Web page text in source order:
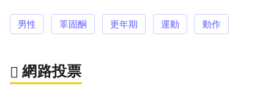
男性 睪固酮 更年期 運動 動作
網路投票